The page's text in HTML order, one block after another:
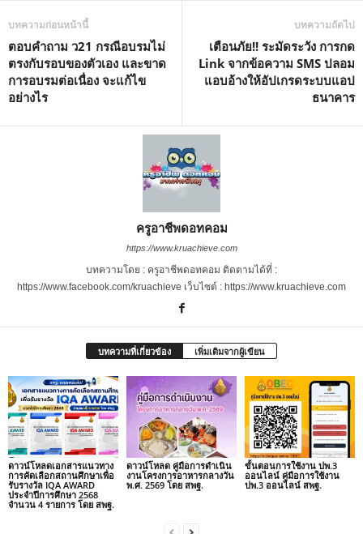
บทความก่อนหน้านี้
ตอบคำถาม ว21 กรณีอบรมไม่
ตรงกับรอบของตัวเอง และขาด
การอบรมต่อเนื่อง จะแก้ไข
อย่างไร
บทความถัดไป
เตือนภัย!! ระมัดระวัง การกด
Link จากข้อความ SMS ปลอม
แอบอ้างให้อัปเกรดระบบแอป
ธนาคาร
ครูอาชีพดอทคอม
https://www.kruachieve.com
บทความโดย : ครูอาชีพดอทคอม ติดตามได้ที่ :
https://www.facebook.com/kruachieve เว็บไซต์ : https://www.kruachieve.com
บทความที่เกี่ยวข้อง เพิ่มเติมจากผู้เขียน
ดาวน์โหลดเอกสารแนวทาง
การคัดเลือกสถานศึกษาเพื่อ
รับรางวัล IQA AWARD
ประจำปีการศึกษา 2568
จำนวน 4 รายการ โดย สพฐ.
ดาวน์โหลด คู่มือการดำเนิน
งานโครงการอาหารกลางวัน
พ.ศ. 2569 โดย สพฐ.
ขั้นตอนการใช้งาน ปพ.3
ออนไลน์ คู่มือการใช้งาน
ปพ.3 ออนไลน์ สพฐ.